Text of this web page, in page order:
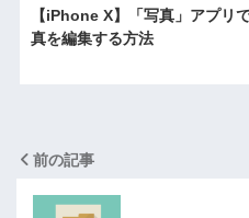
【iPhone X】「写真」アプリ
真を編集する方法
前の記事